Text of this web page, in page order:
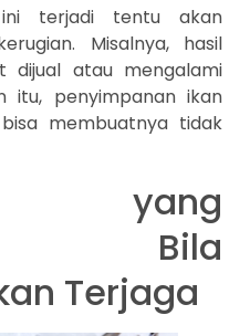
terjadi tentu akan
Misalnya, hasil
dijual atau mengalami
itu, penyimpanan ikan
membuatnya tidak
yang
Bila
Terjaga